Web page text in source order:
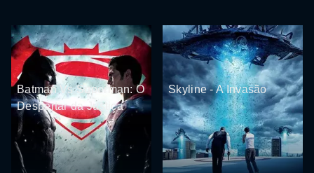
Batman Vs Superman: O
Despertar da Justiça
Skyline - A Invasão